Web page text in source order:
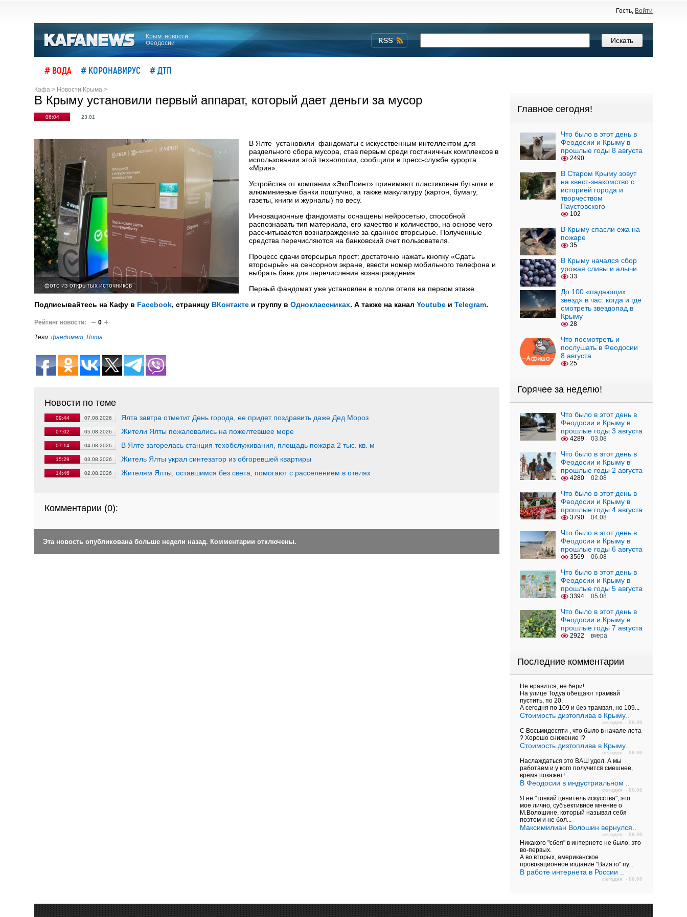
Гость, Войти
Крым: новости
Феодосии
# ВОДА # КОРОНАВИРУС # ДТП
Кафа > Новости Крыма >
В Крыму установили первый аппарат, который дает деньги за мусор
06:04 23.01
фото из открытых источников
В Ялте установили фандоматы с искусственным интеллектом для
раздельного сбора мусора, став первым среди гостиничных комплексов в
использовании этой технологии, сообщили в пресс-службе курорта
«Мрия».
Устройства от компании «ЭкоПоинт» принимают пластиковые бутылки и
алюминиевые банки поштучно, а также макулатуру (картон, бумагу,
газеты, книги и журналы) по весу.
Инновационные фандоматы оснащены нейросетью, способной
распознавать тип материала, его качество и количество, на основе чего
рассчитывается вознаграждение за сданное вторсырье. Полученные
средства перечисляются на банковский счет пользователя.
Процесс сдачи вторсырья прост: достаточно нажать кнопку «Сдать
вторсырьё» на сенсорном экране, ввести номер мобильного телефона и
выбрать банк для перечисления вознаграждения.
Первый фандомат уже установлен в холле отеля на первом этаже.
Подписывайтесь на Кафу в Facebook, страницу ВКонтакте и группу в Одноклассниках. А также на канал Youtube и Telegram.
Рейтинг новости: 0
Теги: фандомат,Ялта
Новости по теме
09:44 07.08.2026 Ялта завтра отметит День города, ее придет поздравить даже Дед Мороз
07:02 05.08.2026 Жители Ялты пожаловались на пожелтевшее море
07:14 04.08.2026 В Ялте загорелась станция техобслуживания, площадь пожара 2 тыс. кв. м
15:29 03.08.2026 Житель Ялты украл синтезатор из обгоревшей квартиры
14:46 02.08.2026 Жителям Ялты, оставшимся без света, помогают с расселением в отелях
Комментарии (0):
Эта новость опубликована больше недели назад. Комментарии отключены.
Главное сегодня!
Что было в этот день в
Феодосии и Крыму в
прошлые годы 8 августа
2490
В Старом Крыму зовут
на квест-знакомство с
историей города и
творчеством
Паустовского
102
В Крыму спасли ежа на
пожаре
35
В Крыму начался сбор
урожая сливы и алычи
33
До 100 «падающих
звезд» в час: когда и где
смотреть звездопад в
Крыму
28
Что посмотреть и
послушать в Феодосии
8 августа
25
Горячее за неделю!
Что было в этот день в
Феодосии и Крыму в
прошлые годы 3 августа
4289 03.08
Что было в этот день в
Феодосии и Крыму в
прошлые годы 2 августа
4280 02.08
Что было в этот день в
Феодосии и Крыму в
прошлые годы 4 августа
3790 04.08
Что было в этот день в
Феодосии и Крыму в
прошлые годы 6 августа
3569 06.08
Что было в этот день в
Феодосии и Крыму в
прошлые годы 5 августа
3394 05.08
Что было в этот день в
Феодосии и Крыму в
прошлые годы 7 августа
2922 вчера
Последние комментарии
Не нравится, не бери!
На улице Тодуа обещают трамвай
пустить, по 20.
А сегодня по 109 и без трамвая, но 109...
Стоимость дизтоплива в Крыму..
сегодня - 06.00
С Восьмидесяти , что было в начале лета
? Хорошо снижение !?
Стоимость дизтоплива в Крыму..
сегодня - 06.00
Наслаждаться это ВАШ удел. А мы
работаем и у кого получится смешнее,
время покажет!
В Феодосии в индустриальном ..
сегодня - 06.00
Я не "тонкий ценитель искусства", это
мое лично, субъективное мнение о
М.Волошине, который называл себя
поэтом и не бол...
Максимилиан Волошин вернулся..
сегодня - 06.00
Никакого "сбоя" в интернете не было, это
во-первых.
А во вторых, американское
провокационное издание "Baza.io" пу...
В работе интернета в России ..
сегодня - 06.00